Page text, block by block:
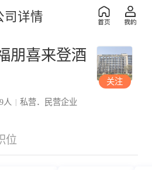
司详情
朋喜来登酒
人 | 私营．民营企业
关注
位